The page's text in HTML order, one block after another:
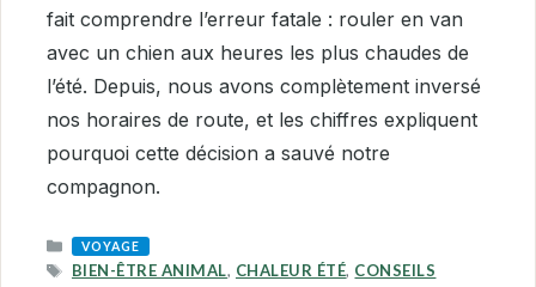
fait comprendre l’erreur fatale : rouler en van
avec un chien aux heures les plus chaudes de
l’été. Depuis, nous avons complètement inversé
nos horaires de route, et les chiffres expliquent
pourquoi cette décision a sauvé notre
compagnon.
CATEGORIES
VOYAGE
TAGS
BIEN-ÊTRE ANIMAL, CHALEUR ÉTÉ, CONSEILS